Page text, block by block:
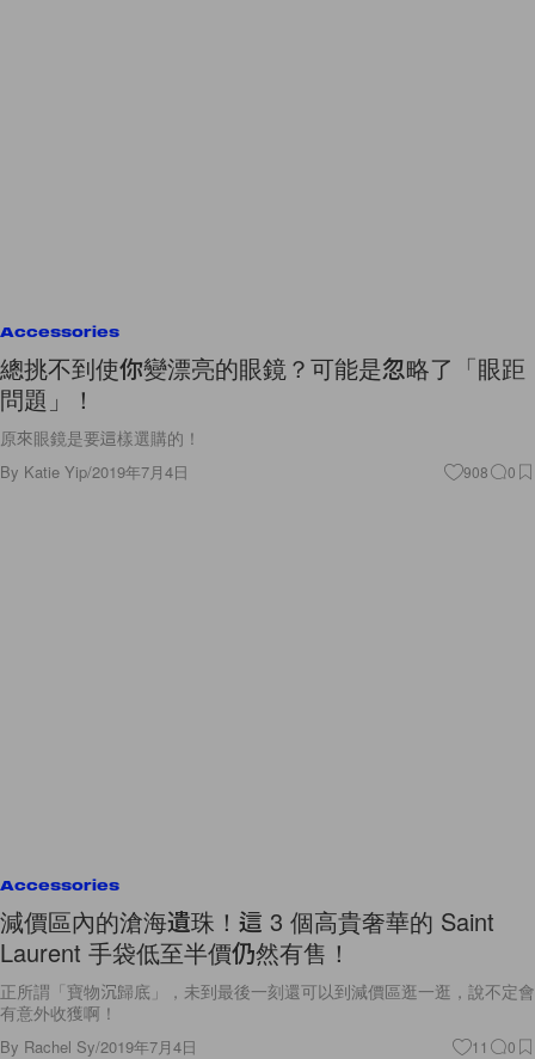
Accessories
總挑不到使你變漂亮的眼鏡？可能是忽略了「眼距
問題」！
原來眼鏡是要這樣選購的！
By Katie Yip/2019年7月4日 908 0
Accessories
減價區內的滄海遺珠！這 3 個高貴奢華的 Saint
Laurent 手袋低至半價仍然有售！
正所謂「寶物沉歸底」，未到最後一刻還可以到減價區逛一逛，說不定會
有意外收獲啊！
By Rachel Sy/2019年7月4日 11 0